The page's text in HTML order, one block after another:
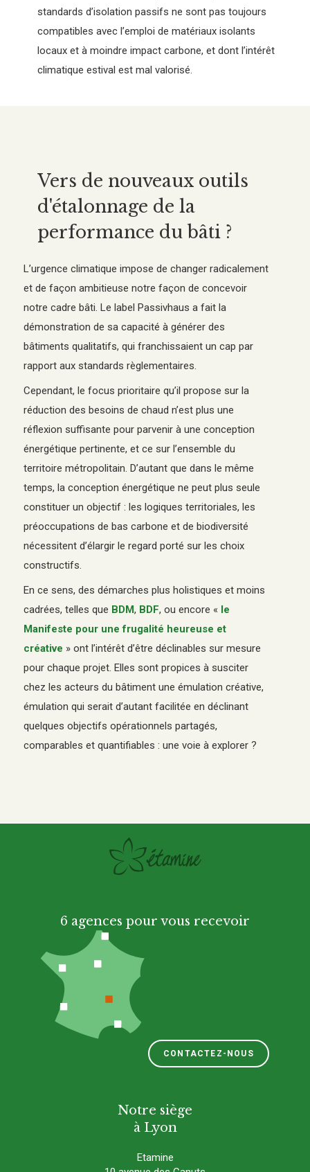
standards d’isolation passifs ne sont pas toujours
compatibles avec l’emploi de matériaux isolants
locaux et à moindre impact carbone, et dont l’intérêt
climatique estival est mal valorisé.
Vers de nouveaux outils
d'étalonnage de la
performance du bâti ?
L’urgence climatique impose de changer radicalement
et de façon ambitieuse notre façon de concevoir
notre cadre bâti. Le label Passivhaus a fait la
démonstration de sa capacité à générer des
bâtiments qualitatifs, qui franchissaient un cap par
rapport aux standards règlementaires.
Cependant, le focus prioritaire qu’il propose sur la
réduction des besoins de chaud n’est plus une
réflexion suffisante pour parvenir à une conception
énergétique pertinente, et ce sur l’ensemble du
territoire métropolitain. D’autant que dans le même
temps, la conception énergétique ne peut plus seule
constituer un objectif : les logiques territoriales, les
préoccupations de bas carbone et de biodiversité
nécessitent d’élargir le regard porté sur les choix
constructifs.
En ce sens, des démarches plus holistiques et moins
cadrées, telles que BDM, BDF, ou encore « le
Manifeste pour une frugalité heureuse et
créative » ont l’intérêt d’être déclinables sur mesure
pour chaque projet. Elles sont propices à susciter
chez les acteurs du bâtiment une émulation créative,
émulation qui serait d’autant facilitée en déclinant
quelques objectifs opérationnels partagés,
comparables et quantifiables : une voie à explorer ?
6 agences pour vous recevoir
CONTACTEZ-NOUS
Notre siège
à Lyon
Etamine